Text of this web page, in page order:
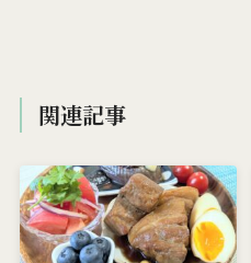
関連記事